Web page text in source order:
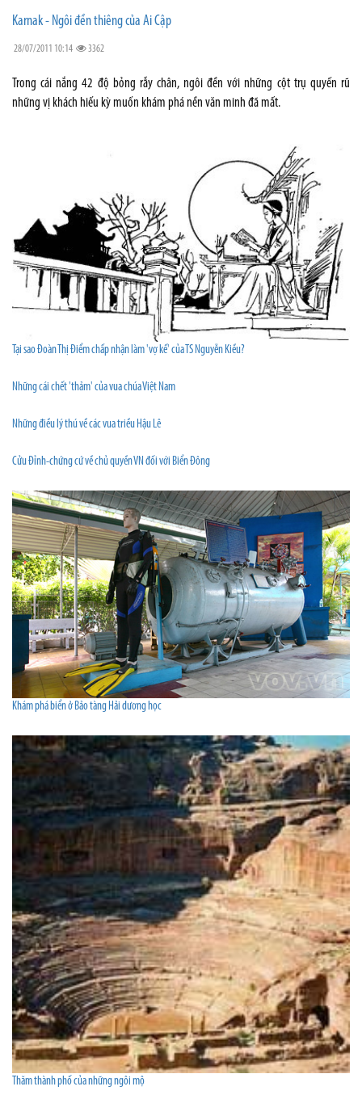
Karnak - Ngôi đền thiêng của Ai Cập
28/07/2011 10:14 3362
Trong cái nắng 42 độ bỏng rẫy chân, ngôi đền với những cột trụ quyến rũ
những vị khách hiếu kỳ muốn khám phá nền văn minh đã mất.
Tại sao Đoàn Thị Điểm chấp nhận làm 'vợ kế' của TS Nguyễn Kiều?
Những cái chết 'thảm' của vua chúa Việt Nam
Những điều lý thú về các vua triều Hậu Lê
Cửu Đỉnh-chứng cứ về chủ quyền VN đối với Biển Đông
Khám phá biển ở Bảo tàng Hải dương học
Thăm thành phố của những ngôi mộ